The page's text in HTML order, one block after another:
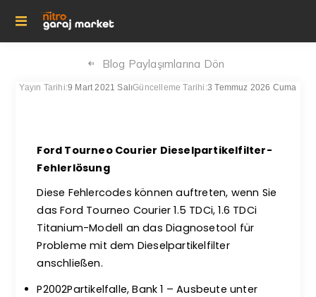
Blog Paylaşımlarına Dön
Yayın Tarihi:9 Mart 2021 SalıGüncelleme Tarihi:3 Temmuz 2026 Cuma
Ford Tourneo Courier Dieselpartikelfilter-
Fehlerlösung
Diese Fehlercodes können auftreten, wenn Sie
das Ford Tourneo Courier 1.5 TDCi, 1.6 TDCi
Titanium-Modell an das Diagnosetool für
Probleme mit dem Dieselpartikelfilter
anschließen.
P2002Partikelfalle, Bank 1 – Ausbeute unter